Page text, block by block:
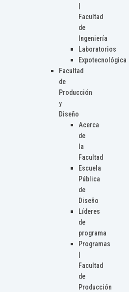
Facultad
de
Ingeniería
Laboratorios
Expotecnológica
Facultad
de
Producción
y
Diseño
Acerca
de
la
Facultad
Escuela
Pública
de
Diseño
Líderes
de
programa
Programas
Facultad
de
Producción